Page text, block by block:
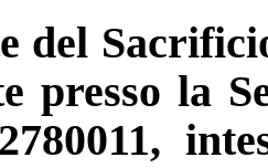
del
presso la